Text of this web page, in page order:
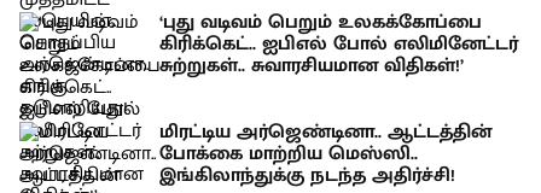
‘புது வடிவம் பெறும் உலகக்கோப்பை
கிரிக்கெட்.. ஐபிஎல் போல் எலிமினேட்டர்
சுற்றுகள்.. சுவாரசியமான விதிகள்!’
மிரட்டிய அர்ஜெண்டினா.. ஆட்டத்தின்
போக்கை மாற்றிய மெஸ்ஸி..
இங்கிலாந்துக்கு நடந்த அதிர்ச்சி!